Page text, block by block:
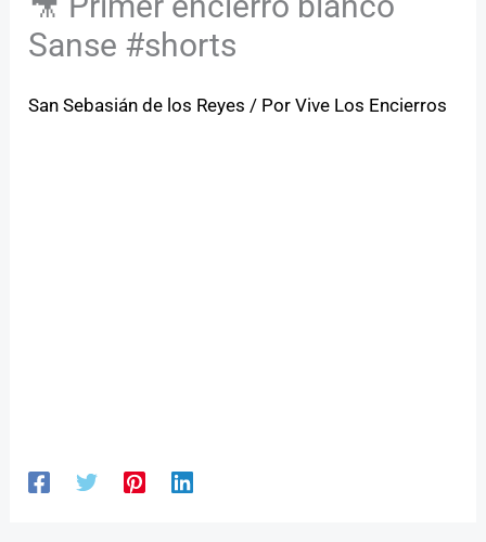
Sanse #shorts
San Sebasián de los Reyes / PorVive Los Encierros